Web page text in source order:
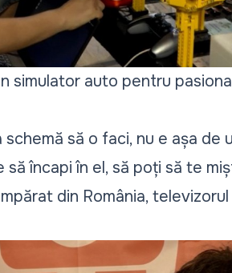
simulator auto pentru
să o faci, nu e așa de
încapi în el, să poți să te
din România,